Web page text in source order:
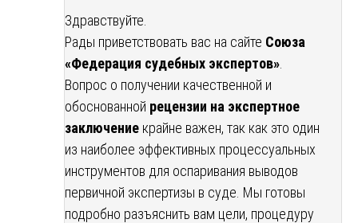
Здравствуйте.
Рады приветствовать вас на сайте Союза
«Федерация судебных экспертов»
Вопрос о получении качественной и
обоснованной рецензии на экспертное
заключение крайне важен, так как это один
из наиболее эффективных процессуальных
инструментов для оспаривания выводов
первичной экспертизы в суде. Мы готовы
подробно разъяснить вам цели, процедуру